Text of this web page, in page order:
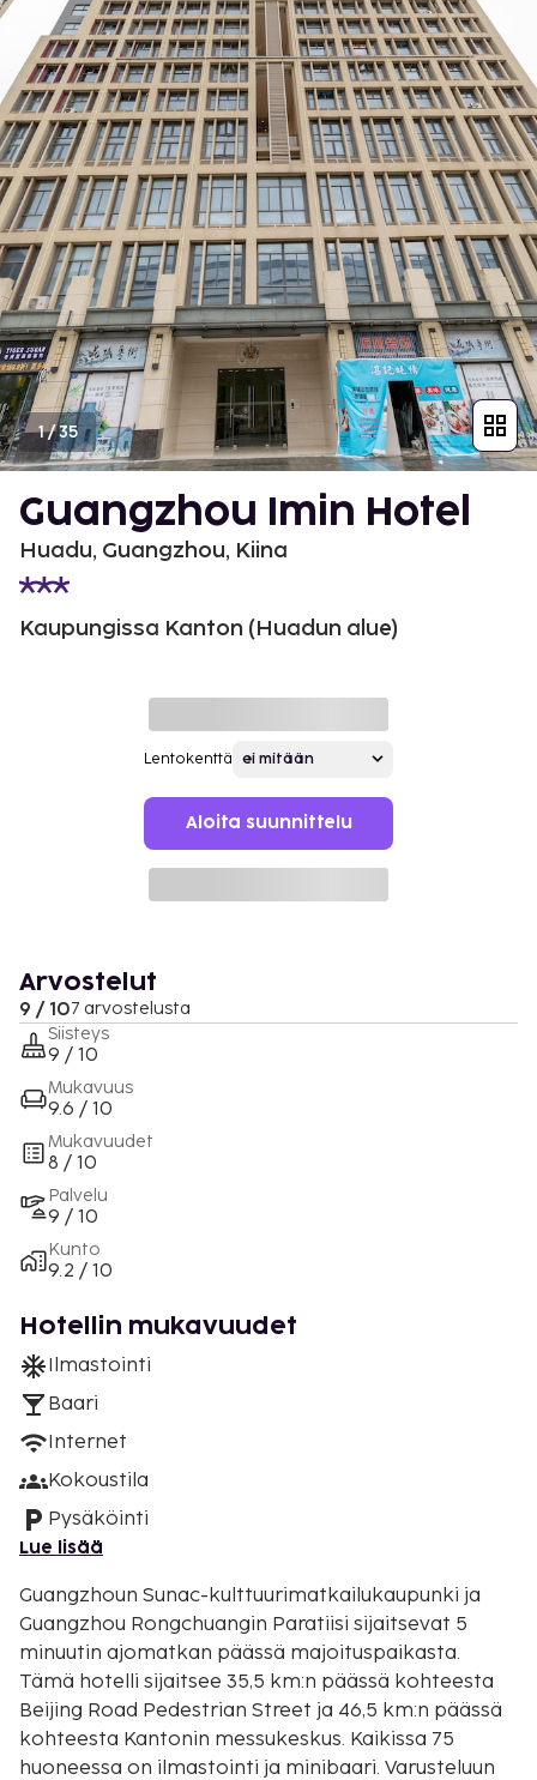
1/35
Guangzhou Imin Hotel
Huadu, Guangzhou, Kiina
Kaupungissa Kanton (Huadun alue)
Lentokenttä
Aloita suunnittelu
Arvostelut
9 / 107 arvostelusta
Siisteys
9 / 10
Mukavuus
9.6 / 10
Mukavuudet
8 / 10
Palvelu
9 / 10
Kunto
9.2 / 10
Hotellin mukavuudet
Ilmastointi
Baari
Internet
Kokoustila
Pysäköinti
Lue lisää
Guangzhoun Sunac-kulttuurimatkailukaupunki ja
Guangzhou Rongchuangin Paratiisi sijaitsevat 5
minuutin ajomatkan päässä majoituspaikasta.
Tämä hotelli sijaitsee 35,5 km:n päässä kohteesta
Beijing Road Pedestrian Street ja 46,5 km:n päässä
kohteesta Kantonin messukeskus. Kaikissa 75
huoneessa on ilmastointi ja minibaari. Varusteluun